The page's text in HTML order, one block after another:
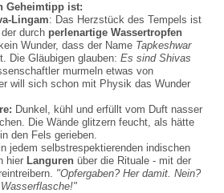
Geheimtipp ist:
Lingam: Das Herzstück des Tempels ist
durch perlenartige Wassertropfen
Wunder, dass der Name Tapkeshwar
Die Gläubigen glauben: Es sind Shivas
murmeln etwas von
will sich schon mit Physik das Wunder
re: Dunkel, kühl und erfüllt vom Duft nasser
Die Wände glitzern feucht, als hätte
den Fels gerieben.
jedem selbstrespektierenden indischen
hier Languren über die Rituale - mit der
"Opfergaben? Her damit. Nein?
"